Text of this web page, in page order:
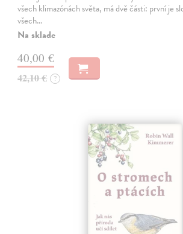
všech klimazónách světa, má dvě části: první je
všech…
Na sklade
40,00 €
42,10 € ?